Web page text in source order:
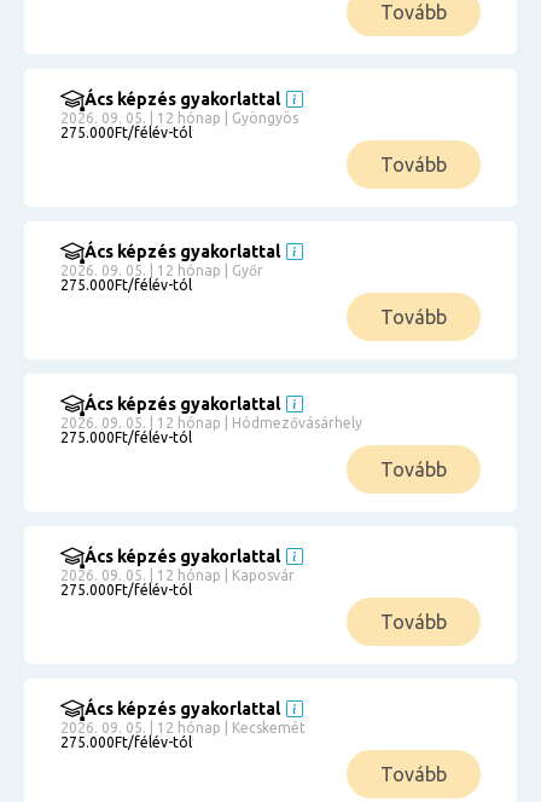
Tovább
Ács képzés gyakorlattal
2026. 09. 05. | 12 hónap | Gyöngyös
275.000Ft/félév-tól
Tovább
Ács képzés gyakorlattal
2026. 09. 05. | 12 hónap | Győr
275.000Ft/félév-tól
Tovább
Ács képzés gyakorlattal
2026. 09. 05. | 12 hónap | Hódmezővásárhely
275.000Ft/félév-tól
Tovább
Ács képzés gyakorlattal
2026. 09. 05. | 12 hónap | Kaposvár
275.000Ft/félév-tól
Tovább
Ács képzés gyakorlattal
2026. 09. 05. | 12 hónap | Kecskemét
275.000Ft/félév-tól
Tovább